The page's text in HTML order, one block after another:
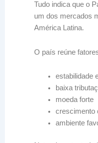
Tudo indica que o
um dos mercados
América Latina.
O país reúne
estabilidade
baixa
moeda forte
crescimento
ambiente